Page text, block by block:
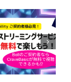
【Bell契約者は1
年間無料！】
Perplexity Pro
AIの利用ガイド